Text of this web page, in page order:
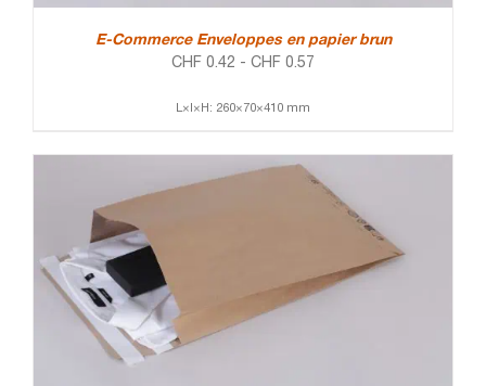
E-Commerce Enveloppes en papier brun
CHF 0.42 - CHF 0.57
L×l×H: 260×70×410 mm